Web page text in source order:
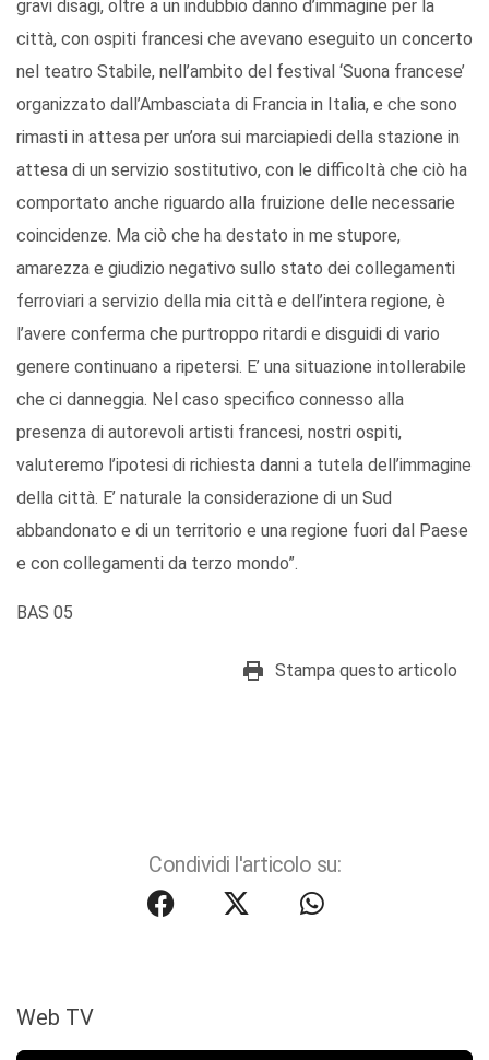
gravi disagi, oltre a un indubbio danno d’immagine per la
città, con ospiti francesi che avevano eseguito un concerto
nel teatro Stabile, nell’ambito del festival ‘Suona francese’
organizzato dall’Ambasciata di Francia in Italia, e che sono
rimasti in attesa per un’ora sui marciapiedi della stazione in
attesa di un servizio sostitutivo, con le difficoltà che ciò ha
comportato anche riguardo alla fruizione delle necessarie
coincidenze. Ma ciò che ha destato in me stupore,
amarezza e giudizio negativo sullo stato dei collegamenti
ferroviari a servizio della mia città e dell’intera regione, è
l’avere conferma che purtroppo ritardi e disguidi di vario
genere continuano a ripetersi. E’ una situazione intollerabile
che ci danneggia. Nel caso specifico connesso alla
presenza di autorevoli artisti francesi, nostri ospiti,
valuteremo l’ipotesi di richiesta danni a tutela dell’immagine
della città. E’ naturale la considerazione di un Sud
abbandonato e di un territorio e una regione fuori dal Paese
e con collegamenti da terzo mondo”.
BAS 05
Stampa questo articolo
Condividi l'articolo su:
Web TV